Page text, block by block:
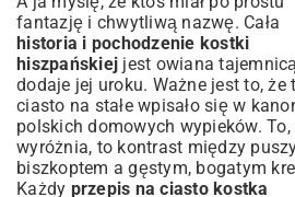
fantazję i chwytliwą nazwę. Cała
historia i pochodzenie kostki
hiszpańskiej jest owiana
dodaje jej uroku. Ważne jest to, że
ciasto na stałe wpisało się w
polskich domowych wypieków. To,
wyróżnia, to kontrast między
biszkoptem a gęstym, bogatym
Każdy przepis na ciasto kostka